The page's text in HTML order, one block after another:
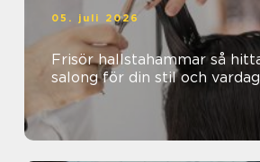
05. juli 2026
Frisör hallstahammar så hittar du rätt
salong för din stil och vardag